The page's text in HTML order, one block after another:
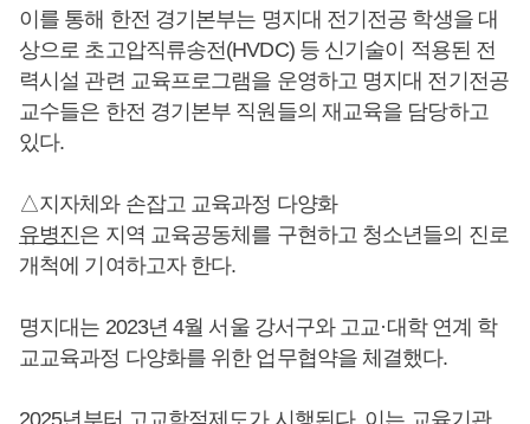
이를 통해 한전 경기본부는 명지대 전기전공 학생을 대
상으로 초고압직류송전(HVDC) 등 신기술이 적용된 전
력시설 관련 교육프로그램을 운영하고 명지대 전기전공
교수들은 한전 경기본부 직원들의 재교육을 담당하고
있다.
△지자체와 손잡고 교육과정 다양화
유병진은 지역 교육공동체를 구현하고 청소년들의 진로
개척에 기여하고자 한다.
명지대는 2023년 4월 서울 강서구와 고교·대학 연계 학
교교육과정 다양화를 위한 업무협약을 체결했다.
2025년부터 고교학점제도가 시행된다. 이는 교육기관